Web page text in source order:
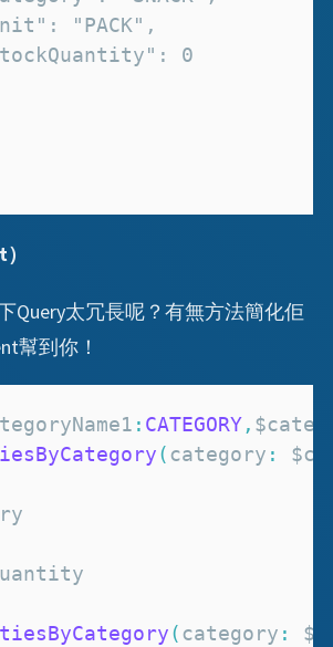
Query太冗長呢？有無方法簡化佢
幫到你！
: CATEGORY,
(category :
(category :